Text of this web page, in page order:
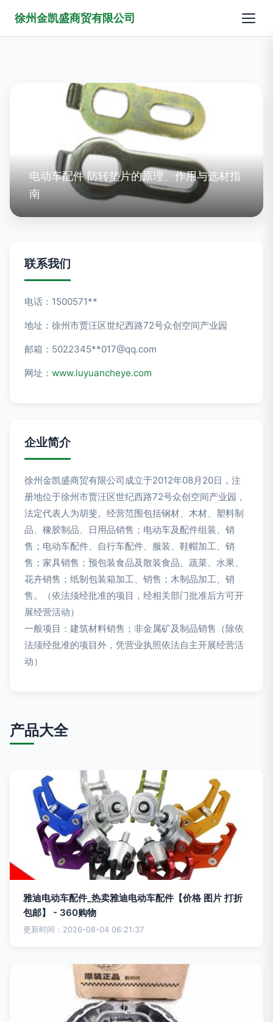
徐州金凯盛商贸有限公司
电动车配件 防转垫片的原理、作用与选材指
南
联系我们
电话：1500571**
地址：徐州市贾汪区世纪西路72号众创空间产业园
邮箱：5022345**017@qq.com
网址： www.luyuancheye.com
企业简介
徐州金凯盛商贸有限公司成立于2012年08月20日，注
册地位于徐州市贾汪区世纪西路72号众创空间产业园，
法定代表人为胡斐。经营范围包括钢材、木材、塑料制
品、橡胶制品、日用品销售；电动车及配件组装、销
售；电动车配件、自行车配件、服装、鞋帽加工、销
售；家具销售；预包装食品及散装食品、蔬菜、水果、
花卉销售；纸制包装箱加工、销售；木制品加工、销
售。（依法须经批准的项目，经相关部门批准后方可开
展经营活动）
一般项目：建筑材料销售；非金属矿及制品销售（除依
法须经批准的项目外，凭营业执照依法自主开展经营活
动）
产品大全
雅迪电动车配件_热卖雅迪电动车配件【价格 图片 打折
包邮】 - 360购物
更新时间：2026-08-04 06:21:37